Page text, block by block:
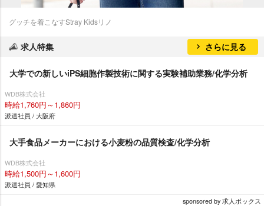
グッチを着こなすStray Kidsリノ
求人特集 さらに見る
大学での新しいiPS細胞作製技術に関する実験補助業務/化学分析
WDB株式会社
時給1,760円～1,860円
派遣社員 / 大阪府
大手食品メーカーにおける小麦粉の品質検査/化学分析
WDB株式会社
時給1,500円～1,600円
派遣社員 / 愛知県
sponsored by 求人ボックス